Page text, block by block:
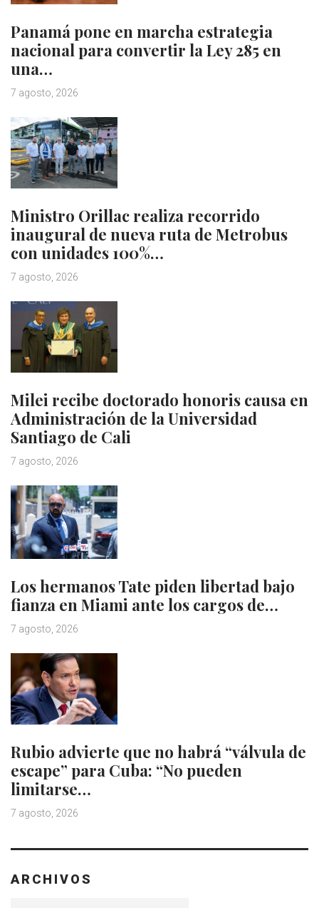
Panamá pone en marcha estrategia
nacional para convertir la Ley 285 en
una…
7 agosto, 2026
Ministro Orillac realiza recorrido
inaugural de nueva ruta de Metrobus
con unidades 100%…
7 agosto, 2026
Milei recibe doctorado honoris causa en
Administración de la Universidad
Santiago de Cali
7 agosto, 2026
Los hermanos Tate piden libertad bajo
fianza en Miami ante los cargos de…
7 agosto, 2026
Rubio advierte que no habrá “válvula de
escape” para Cuba: “No pueden
limitarse…
7 agosto, 2026
ARCHIVOS